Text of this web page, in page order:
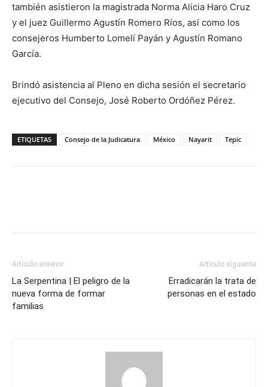
también asistieron la magistrada Norma Alicia Haro Cruz
y el juez Guillermo Agustín Romero Ríos, así como los
consejeros Humberto Lomelí Payán y Agustín Romano
García.
Brindó asistencia al Pleno en dicha sesión el secretario
ejecutivo del Consejo, José Roberto Ordóñez Pérez.
ETIQUETAS Consejo de la Judicatura México Nayarit Tepic
Artículo anterior
La Serpentina | El peligro de la
nueva forma de formar
familias
Artículo siguiente
Erradicarán la trata de
personas en el estado